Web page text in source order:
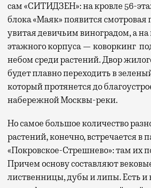
сам «СИТИДЗЕН»: на кровле 56-
блока «Маяк» появится
увитая девичьим виноградом, а
этажного корпуса — коворкинг
небом среди растений. Двор
будет плавно переходить в
который протянется до
набережной Москвы-реки.
Но самое большое количество
растений, конечно, встречается в
«Покровское-Стрешнево»: там их
Причем основу составляют
лиственницы, дубы и липы. Есть и